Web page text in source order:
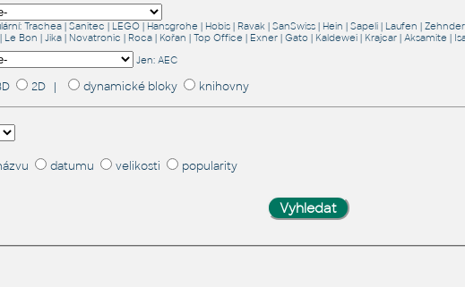
Trachea| Sanitec | LEGO| Hansgrohe | Hobis| Ravak| SanSwiss| Hein | Sapeli| Laufen | Zehnder
Le Bon | Jika| Novatronic | Roca| Kořan | Top Office | Exner| Gato| Kaldewei| Krajcar| Aksamite |
Jen: AEC
2D | dynamické bloky knihovny
datumu velikosti popularity